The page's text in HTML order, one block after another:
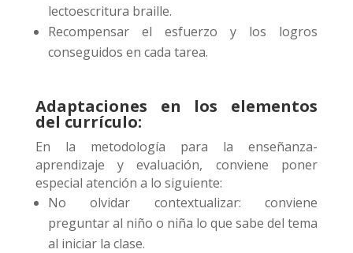
lectoescritura braille.
Recompensar el esfuerzo y los logros
conseguidos en cada tarea.
Adaptaciones en los elementos
del currículo:
En la metodología para la enseñanza-
aprendizaje y evaluación, conviene poner
especial atención a lo siguiente:
No olvidar contextualizar: conviene
preguntar al niño o niña lo que sabe del tema
al iniciar la clase.